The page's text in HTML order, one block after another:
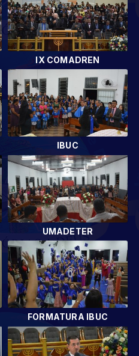
IX COMADREN
IBUC
UMADETER
FORMATURA IBUC